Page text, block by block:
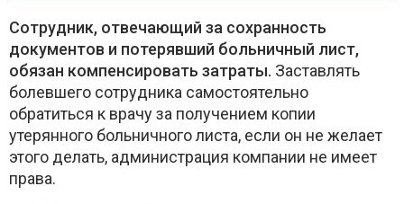
Сотрудник, отвечающий за сохранность
документов и потерявший больничный лист,
обязан компенсировать затраты. Заставлять
болевшего сотрудника самостоятельно
обратиться к врачу за получением копии
утерянного больничного листа, если он не желает
этого делать, администрация компании не имеет
права.